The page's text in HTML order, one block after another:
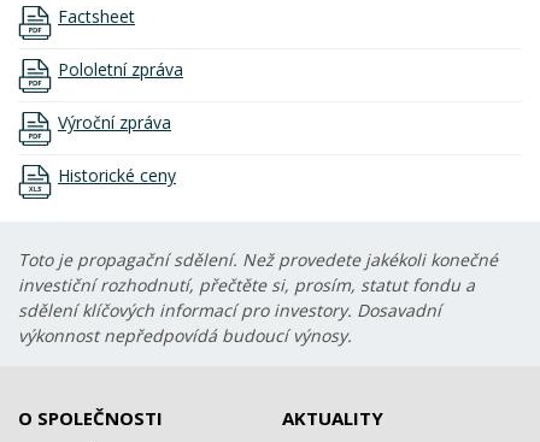
Factsheet
Pololetní zpráva
Výroční zpráva
Historické ceny
Toto je propagační sdělení. Než provedete jakékoli konečné
investiční rozhodnutí, přečtěte si, prosím, statut fondu a
sdělení klíčových informací pro investory. Dosavadní
výkonnost nepředpovídá budoucí výnosy.
O SPOLEČNOSTI AKTUALITY